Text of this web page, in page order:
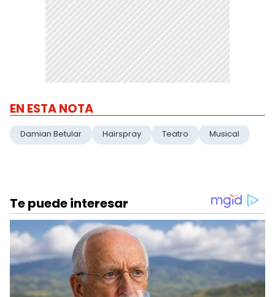
EN ESTA NOTA
Damian Betular Hairspray Teatro Musical